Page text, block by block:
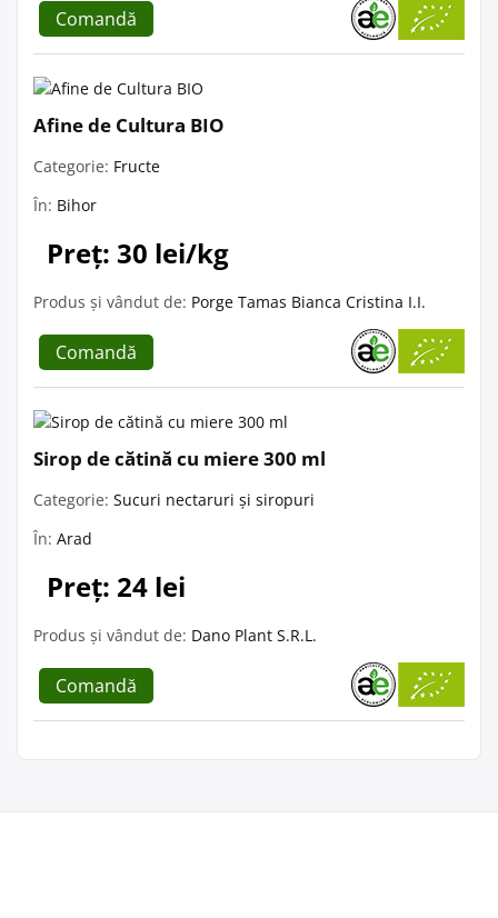
Comandă
Afine de Cultura BIO
Categorie: Fructe
În: Bihor
Preț: 30 lei/kg
Produs și vândut de: Porge Tamas Bianca Cristina I.I.
Comandă
Sirop de cătină cu miere 300 ml
Categorie: Sucuri nectaruri și siropuri
În: Arad
Preț: 24 lei
Produs și vândut de: Dano Plant S.R.L.
Comandă